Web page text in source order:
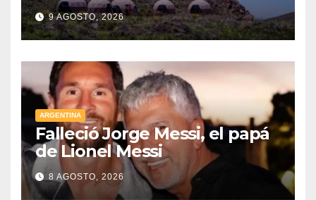
CEOs y millonarios de
empresas tecnológicas
planean enfrentar un posible
“apocalipsis” y guerra
nuclear
9 AGOSTO, 2026
ARGENTINA
Falleció Jorge Messi, el papá
de Lionel Messi
8 AGOSTO, 2026